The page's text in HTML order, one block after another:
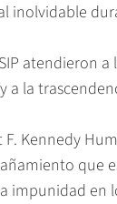
inolvidable
atendieron
a la
Kennedy
que
impunidad